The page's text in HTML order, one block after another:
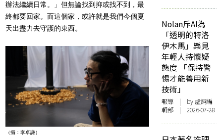
辦法繼續日常。」但無論找到抑或找不到，最
終都要回家。而這個家，或許就是我們今個夏
天出盡力去守護的東西。
（攝：李卓謙）
Nolan斥AI為
「透明的特洛
伊木馬」樂見
年輕人持懷疑
態度 「保持警
惕才能善用新
技術」
報導 | by 虛詞編
輯部 | 2026-07-28